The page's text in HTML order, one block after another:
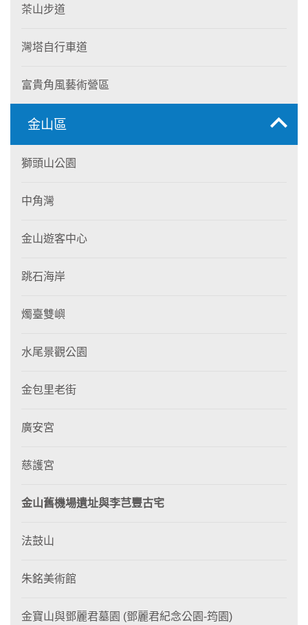
茶山步道
灣塔自行車道
富貴角風藝術營區
金山區
獅頭山公園
中角灣
金山遊客中心
跳石海岸
燭臺雙嶼
水尾景觀公園
金包里老街
廣安宮
慈護宮
金山舊機場遺址與李芑豐古宅
法鼓山
朱銘美術館
金寶山與鄧麗君墓園 (鄧麗君紀念公園-筠園)